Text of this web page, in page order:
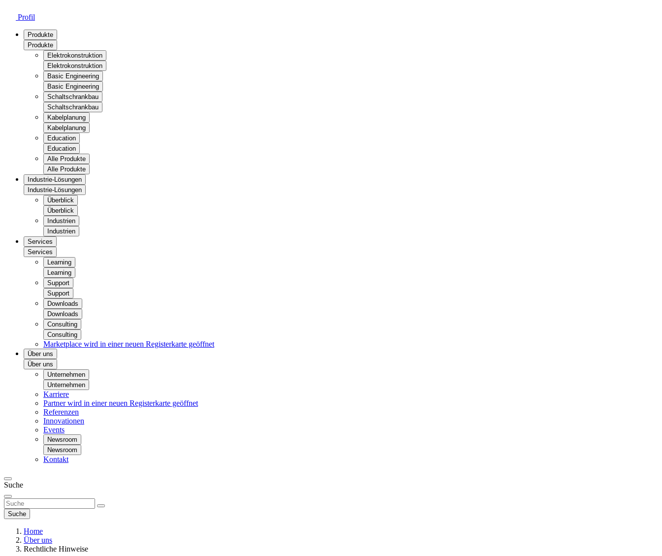
Profil
Produkte
Produkte
Elektrokonstruktion
Elektrokonstruktion
Basic Engineering
Basic Engineering
Schaltschrankbau
Schaltschrankbau
Kabelplanung
Kabelplanung
Education
Education
Alle Produkte
Alle Produkte
Industrie-Lösungen
Industrie-Lösungen
Überblick
Überblick
Industrien
Industrien
Services
Services
Learning
Learning
Support
Support
Downloads
Downloads
Consulting
Consulting
Marketplace wird in einer neuen Registerkarte geöffnet
Über uns
Über uns
Unternehmen
Unternehmen
Karriere
Partnerwird in einer neuen Registerkarte geöffnet
Referenzen
Innovationen
Events
Newsroom
Newsroom
Kontakt
Suche
Suche
Home
Über uns
Rechtliche Hinweise